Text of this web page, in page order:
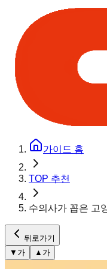
가이드 홈
TOP 추천
수의사가 꼽은 고
뒤로가기
▼ 가 ▲ 가